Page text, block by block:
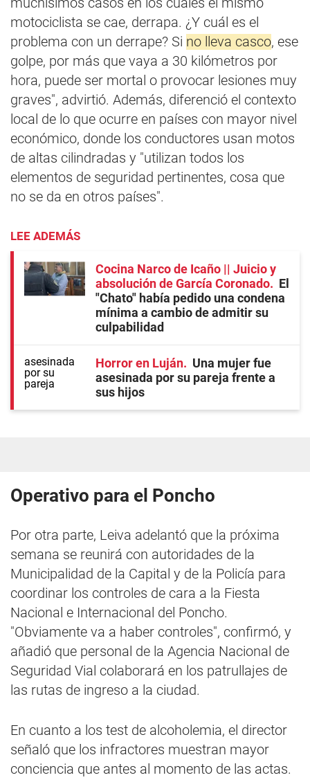
motociclista se cae, derrapa. ¿Y cuál es el
problema con un derrape? Si no lleva casco, ese
golpe, por más que vaya a 30 kilómetros por
hora, puede ser mortal o provocar lesiones muy
graves", advirtió. Además, diferenció el contexto
local de lo que ocurre en países con mayor nivel
económico, donde los conductores usan motos
de altas cilindradas y "utilizan todos los
elementos de seguridad pertinentes, cosa que
no se da en otros países".
LEE ADEMÁS
Cocina Narco de Icaño || Juicio y
absolución de García Coronado
El
"Chato" había pedido una condena
mínima a cambio de admitir su
culpabilidad
Horror en Luján
Una mujer fue
asesinada por su pareja frente a
sus hijos
Operativo para el Poncho
Por otra parte, Leiva adelantó que la próxima
semana se reunirá con autoridades de la
Municipalidad de la Capital y de la Policía para
coordinar los controles de cara a la Fiesta
Nacional e Internacional del Poncho.
"Obviamente va a haber controles", confirmó, y
añadió que personal de la Agencia Nacional de
Seguridad Vial colaborará en los patrullajes de
las rutas de ingreso a la ciudad.
En cuanto a los test de alcoholemia, el director
señaló que los infractores muestran mayor
conciencia que antes al momento de las actas.